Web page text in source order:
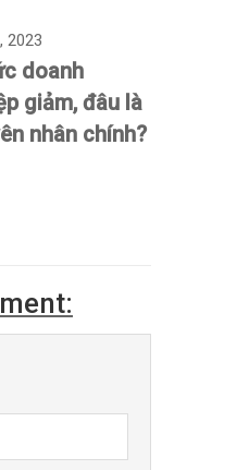
2023
doanh
giảm, đâu là
nhân chính?